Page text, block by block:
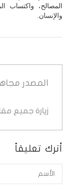
المصالح، واكتساب
والإنسان.
المصدر
زيارة جميع
أترك تعليقاً